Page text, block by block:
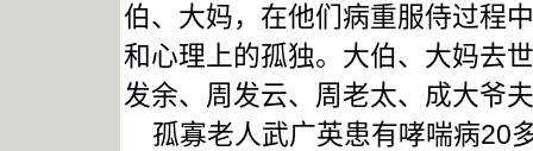
伯、大妈，在他们病重服侍过程
和心理上的孤独。大伯、大妈去
发余、周发云、周老太、成大爷
孤寡老人武广英患有哮喘病20